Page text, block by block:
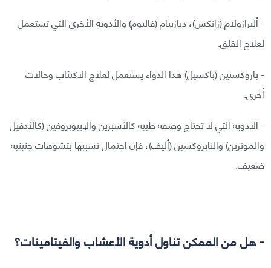
- ألبرازولام (زانكس)، ديازيبام (فاليوم) والأدوية الأخرى التي تستعمل
لعلاج القلق.
- باروكستين (باكسيل) هذا الدواء يستعمل لعلاج الاكتئاب وحالات
أخرى.
- الأدوية التي لا تحتاج وصفة طبية كالأسبرين والإيبوبروفين (كالأدفيل
والموترين) والنابروكسين (أليف)، فإن احتمال تسببها بتشوهات جنينية
ضعيف.
- هل من الممكن تناول أدوية الأعشاب والفيتامينات؟